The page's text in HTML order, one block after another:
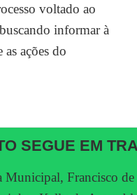
voltado ao
informar à
ações do
SEGUE EM
Municipal, Francisco